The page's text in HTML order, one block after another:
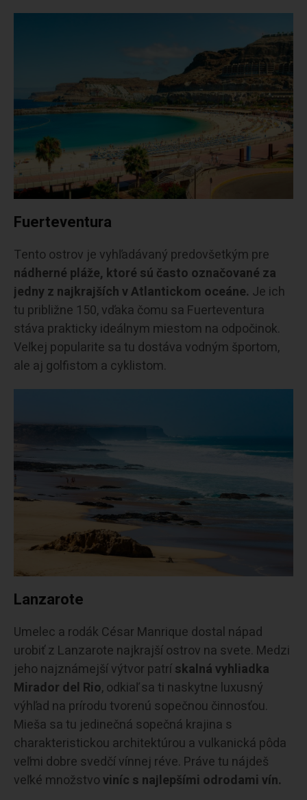
Fuerteventura
Tento ostrov je vyhľadávaný predovšetkým pre
nádherné pláže, ktoré sú často označované za
jedny z najkrajších v Atlantickom oceáne. Je ich
tu približne 150, vďaka čomu sa Fuerteventura
stáva prakticky ideálnym miestom na odpočinok.
Veľkej popularite sa tu dostáva vodným športom,
ale aj golfistom a cyklistom.
Lanzarote
Umelec a rodák César Manrique dostal nápad
urobiť z Lanzarote najkrajší ostrov na svete. Medzi
jeho najznámejší výtvor patrískalná vyhliadka
Mirador del Rio, odkiaľ sa ti naskytne luxusný
výhľad na prírodu tvorenú sopečnou činnosťou.
Mieša sa tu jedinečná sopečná krajina s
charakteristickou architektúrou a vulkanická pôda
veľmi dobre svedčí vínnej réve. Práve tu nájdeš
veľké množstvoviníc s najlepšími odrodami vín.